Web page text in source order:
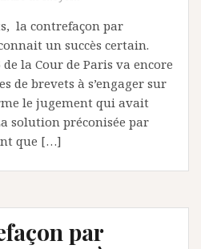
la contrefaçon par
un succès certain.
la Cour de Paris va encore
de brevets à s’engager sur
le jugement qui avait
solution préconisée par
que […]
par